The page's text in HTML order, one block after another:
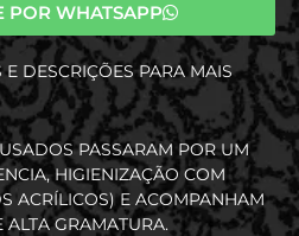
POR WHATSAPP
DESCRIÇÕES PARA MAIS
PASSARAM POR UM
HIGIENIZAÇÃO COM
ACRÍLICOS) E ACOMPANHAM
ALTA GRAMATURA.